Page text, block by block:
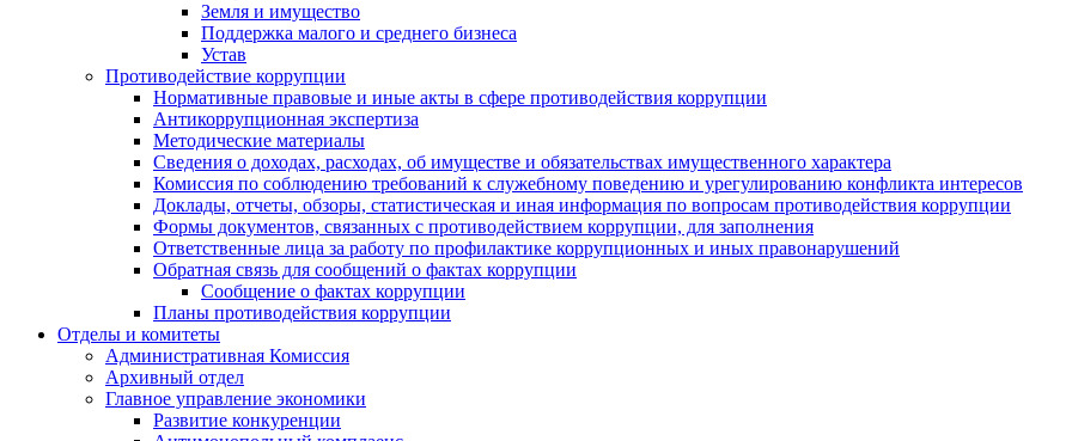
Земля и имущество
Поддержка малого и среднего бизнеса
Устав
Противодействие коррупции
Нормативные правовые и иные акты в сфере противодействия коррупции
Антикоррупционная экспертиза
Методические материалы
Сведения о доходах, расходах, об имуществе и обязательствах имущественного характера
Комиссия по соблюдению требований к служебному поведению и урегулированию конфликта интересов
Доклады, отчеты, обзоры, статистическая и иная информация по вопросам противодействия коррупции
Формы документов, связанных с противодействием коррупции, для заполнения
Ответственные лица за работу по профилактике коррупционных и иных правонарушений
Обратная связь для сообщений о фактах коррупции
Сообщение о фактах коррупции
Планы противодействия коррупции
Отделы и комитеты
Административная Комиссия
Архивный отдел
Главное управление экономики
Развитие конкуренции